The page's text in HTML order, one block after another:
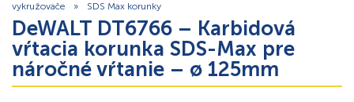
vykružovače
» SDS Max korunky
DeWALT DT6766 – Karbidová
vŕtacia korunka SDS-Max pre
náročné vŕtanie – ø 125mm